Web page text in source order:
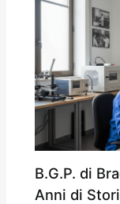
B.G.P. di
Anni di